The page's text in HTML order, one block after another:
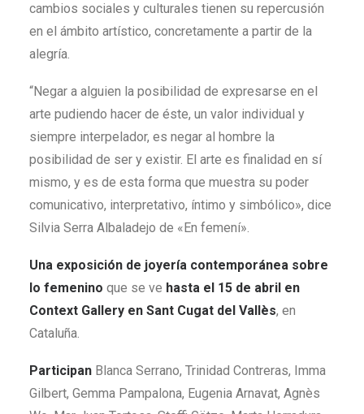
cambios sociales y culturales tienen su repercusión
en el ámbito artístico, concretamente a partir de la
alegría.
“Negar a alguien la posibilidad de expresarse en el
arte pudiendo hacer de éste, un valor individual y
siempre interpelador, es negar al hombre la
posibilidad de ser y existir. El arte es finalidad en sí
mismo, y es de esta forma que muestra su poder
comunicativo, interpretativo, íntimo y simbólico», dice
Silvia Serra Albaladejo de «En femení».
Una exposición de joyería contemporánea sobre
lo femenino que se ve hasta el 15 de abril en
Context Gallery en Sant Cugat del Vallès, en
Cataluña.
Participan Blanca Serrano, Trinidad Contreras, Imma
Gilbert, Gemma Pampalona, Eugenia Arnavat, Agnès